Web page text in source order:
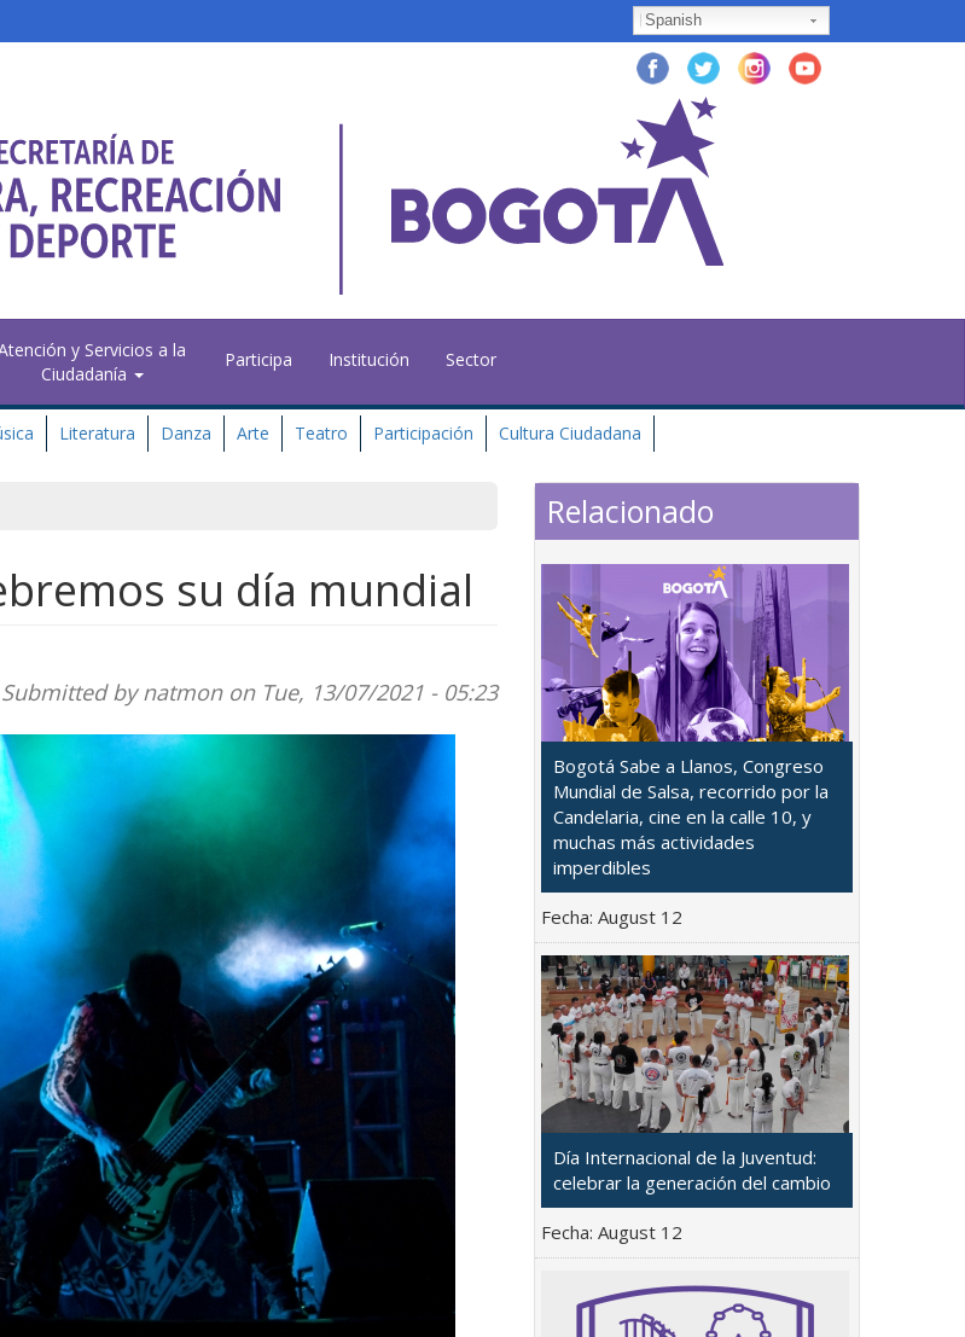
Spanish
y Servicios a la
Ciudadanía
Participa Institución Sector
Literatura Danza Arte Teatro Participación Cultura Ciudadana
su día mundial
Submitted by natmonon Tue, 13/07/2021 - 05:23
Relacionado
Bogotá Sabe a Llanos, Congreso
Mundial de Salsa, recorrido por la
Candelaria, cine en la calle 10, y
muchas más actividades
imperdibles
Fecha: August 12
Día Internacional de la Juventud:
celebrar la generación del cambio
Fecha: August 12